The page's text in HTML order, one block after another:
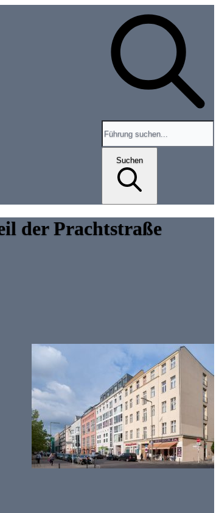
Suchen
der Prachtstraße